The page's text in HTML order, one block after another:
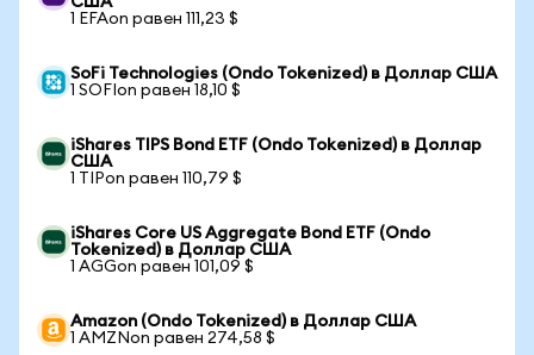
1 EFAon равен 111,23 $
SoFi Technologies (Ondo Tokenized) в Доллар США
1 SOFIon равен 18,10 $
iShares TIPS Bond ETF (Ondo Tokenized) в Доллар
США
1 TIPon равен 110,79 $
iShares Core US Aggregate Bond ETF (Ondo
Tokenized) в Доллар США
1 AGGon равен 101,09 $
Amazon (Ondo Tokenized) в Доллар США
1 AMZNon равен 274,58 $